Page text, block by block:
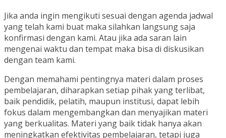
Jika anda ingin mengikuti sesuai dengan agenda jadwal
yang telah kami buat maka silahkan langsung saja
konfirmasi dengan kami. Atau jika ada saran lain
mengenai waktu dan tempat maka bisa di diskusikan
dengan team kami.
Dengan memahami pentingnya materi dalam proses
pembelajaran, diharapkan setiap pihak yang terlibat,
baik pendidik, pelatih, maupun institusi, dapat lebih
fokus dalam mengembangkan dan menyajikan materi
yang berkualitas. Materi yang baik tidak hanya akan
meningkatkan efektivitas pembelajaran, tetapi juga